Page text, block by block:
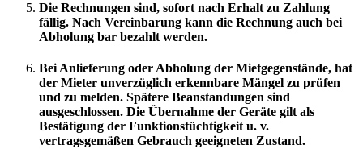
Die Rechnungen sind, sofort nach Erhalt zu Zahlung
fällig. Nach Vereinbarung kann die Rechnung auch bei
Abholung bar bezahlt werden.
Bei Anlieferung oder Abholung der Mietgegenstände, hat
der Mieter unverzüglich erkennbare Mängel zu prüfen
und zu melden. Spätere Beanstandungen sind
ausgeschlossen. Die Übernahme der Geräte gilt als
Bestätigung der Funktionstüchtigkeit u. v.
vertragsgemäßen Gebrauch geeigneten Zustand.